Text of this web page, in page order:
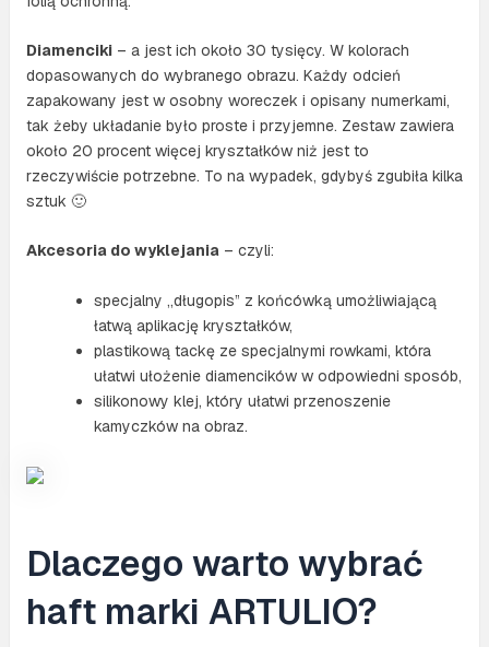
Diamenciki– a jest ich około 30 tysięcy. W kolorach
dopasowanych do wybranego obrazu. Każdy odcień
zapakowany jest w osobny woreczek i opisany numerkami,
tak żeby układanie było proste i przyjemne. Zestaw zawiera
około 20 procent więcej kryształków niż jest to
rzeczywiście potrzebne. To na wypadek, gdybyś zgubiła kilka
sztuk 🙂
Akcesoria do wyklejania– czyli:
specjalny „długopis” z końcówką umożliwiającą
łatwą aplikację kryształków,
plastikową tackę ze specjalnymi rowkami, która
ułatwi ułożenie diamencików w odpowiedni sposób,
silikonowy klej, który ułatwi przenoszenie
kamyczków na obraz.
Dlaczego warto wybrać
haft marki ARTULIO?